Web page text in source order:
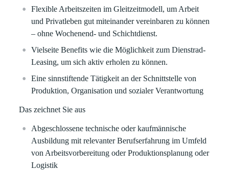
Flexible Arbeitszeiten im Gleitzeitmodell, um Arbeit
und Privatleben gut miteinander vereinbaren zu können
– ohne Wochenend- und Schichtdienst.
Vielseite Benefits wie die Möglichkeit zum Dienstrad-
Leasing, um sich aktiv erholen zu können.
Eine sinnstiftende Tätigkeit an der Schnittstelle von
Produktion, Organisation und sozialer Verantwortung
Das zeichnet Sie aus
Abgeschlossene technische oder kaufmännische
Ausbildung mit relevanter Berufserfahrung im Umfeld
von Arbeitsvorbereitung oder Produktionsplanung oder
Logistik